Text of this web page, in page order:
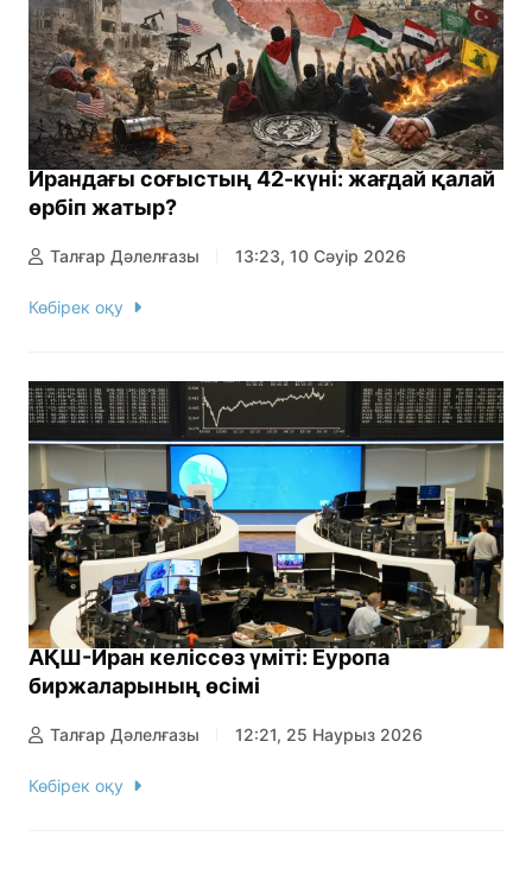
Ирандағы соғыстың 42-күні: жағдай қалай
өрбіп жатыр?
Талғар Дәлелғазы 13:23, 10 Сәуір 2026
Көбірек оқу
АҚШ-Иран келіссөз үміті: Еуропа
биржаларының өсімі
Талғар Дәлелғазы 12:21, 25 Наурыз 2026
Көбірек оқу